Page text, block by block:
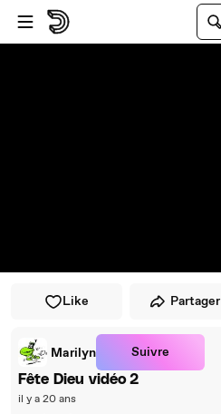
Passer au player
Passer au contenu principal
Like Partager
Marilyn Suivre
Fête Dieu vidéo 2
il y a 20 ans